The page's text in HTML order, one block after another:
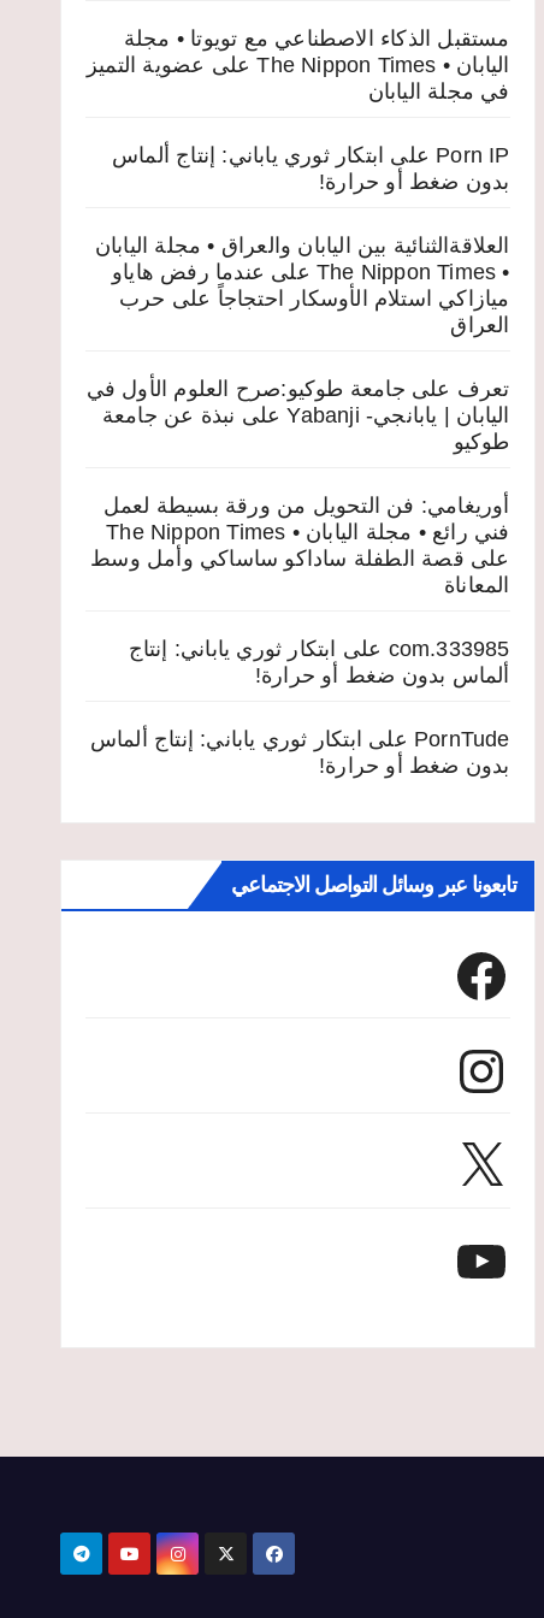
مستقبل الذكاء الاصطناعي مع تويوتا • مجلة
اليابان • The Nippon Times
على عضوية التميز
في مجلة اليابان
Porn IP على ابتكار ثوري ياباني: إنتاج ألماس
بدون ضغط أو حرارة!
العلاقةالثنائية بين اليابان والعراق • مجلة اليابان
• The Nippon Times
على عندما رفض هاياو
ميازاكي استلام الأوسكار احتجاجاً على حرب
العراق
تعرف على جامعة طوكيو:صرح العلوم الأول في
اليابان | يابانجي- Yabanji
على نبذة عن جامعة
طوكيو
أوريغامي: فن التحويل من ورقة بسيطة لعمل
فني رائع • مجلة اليابان • The Nippon Times
على قصة الطفلة ساداكو ساساكي وأمل وسط
المعاناة
333985.com على
ابتكار ثوري ياباني: إنتاج
ألماس بدون ضغط أو حرارة!
PornTude على ابتكار ثوري ياباني: إنتاج ألماس
بدون ضغط أو حرارة!
تابعونا عبر وسائل التواصل الاجتماعي
Facebook
Instagram
X
YouTube